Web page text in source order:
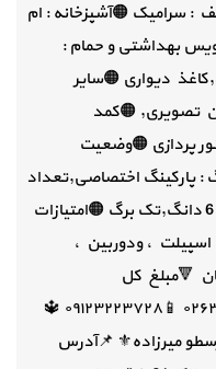
: سرامیک 🟠آشپزخانه : ام
بهداشتی و حمام :
دیواری 🟠سایر
تصویری, 🟠کمد
پردازی 🟠وضعیت
: پارکینگ اختصاصی,تعداد
پارکینگ 1 🟠وضعیت ملک : سند دارد,6 دانگ,تک برگ 🟠امتیازات
، ودوربین ،
متری :70,000,000 تومان 🔻مبلغ کل
:12,950,000,000 تومان ☎️۰۲۶۳۶۵۰۲۰۳۳ 📱۰۹۱۲۳۲۲۳۷۲۸ 🔱
میرزاده⚜️ 📌آدرس